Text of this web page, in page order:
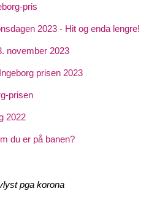
pris
2023 - Hit og enda lengre!
november 2023
prisen 2023
prisen
2022
du er på banen?
pga korona